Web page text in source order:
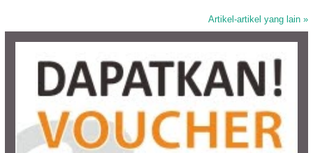
Artikel-artikel yang lain »